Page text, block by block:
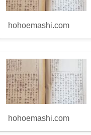
hohoemashi.com
hohoemashi.com